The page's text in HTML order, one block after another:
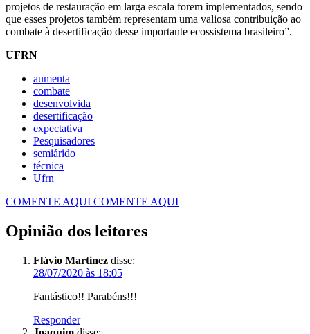
projetos de restauração em larga escala forem implementados, sendo
que esses projetos também representam uma valiosa contribuição ao
combate à desertificação desse importante ecossistema brasileiro”.
UFRN
aumenta
combate
desenvolvida
desertificação
expectativa
Pesquisadores
semiárido
técnica
Ufrn
COMENTE AQUI COMENTE AQUI
Opinião dos leitores
Flávio Martinez disse:
28/07/2020 às 18:05
Fantástico!! Parabéns!!!
Responder